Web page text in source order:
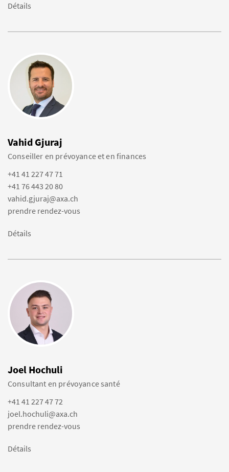
Détails
Vahid Gjuraj
Conseiller en prévoyance et en finances
+41 41 227 47 71
+41 76 443 20 80
vahid.gjuraj@axa.ch
prendre rendez-vous
Détails
Joel Hochuli
Consultant en prévoyance santé
+41 41 227 47 72
joel.hochuli@axa.ch
prendre rendez-vous
Détails